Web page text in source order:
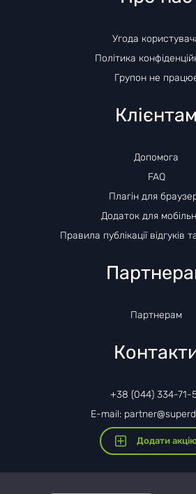
Угода
Політика
Групон не
Клієнтам
Допомога
FAQ
Плагін для
Додаток для
Правила публікації відгуків
Партнерам
+38 (044) 334-71-
E-mail:
Додати